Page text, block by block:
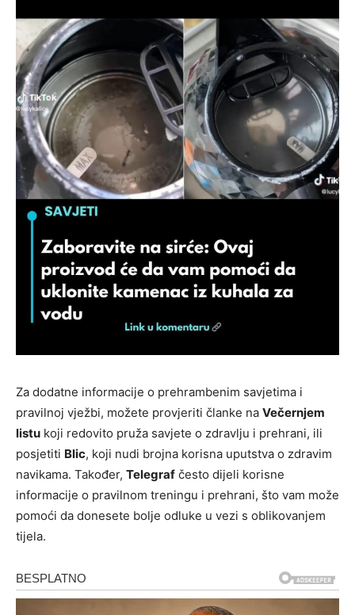
Za dodatne informacije o prehrambenim savjetima i
pravilnoj vježbi, možete provjeriti članke na Večernjem
listu koji redovito pruža savjete o zdravlju i prehrani, ili
posjetiti Blic, koji nudi brojna korisna uputstva o zdravim
navikama. Također, Telegraf često dijeli korisne
informacije o pravilnom treningu i prehrani, što vam može
pomoći da donesete bolje odluke u vezi s oblikovanjem
tijela.